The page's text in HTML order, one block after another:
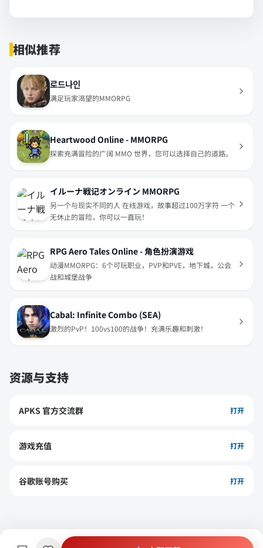
相似推荐
로드나인
满足玩家渴望的MMORPG
Heartwood Online - MMORPG
探索充满冒险的广阔 MMO 世界，您可以选择自己的道路。
イルーナ戦记オンライン MMORPG
另一个与现实不同的人 在线游戏，故事超过100万字符 一个
无休止的冒险，你可以一直玩！
RPG Aero Tales Online - 角色扮演游戏
动漫MMORPG：6个可玩职业，PVP和PVE，地下城，公会
战和城堡战争
Cabal: Infinite Combo (SEA)
激烈的PvP！100vs100的战争！充满乐趣和刺激！
资源与支持
APKS 官方交流群 打开
游戏充值 打开
谷歌账号购买 打开